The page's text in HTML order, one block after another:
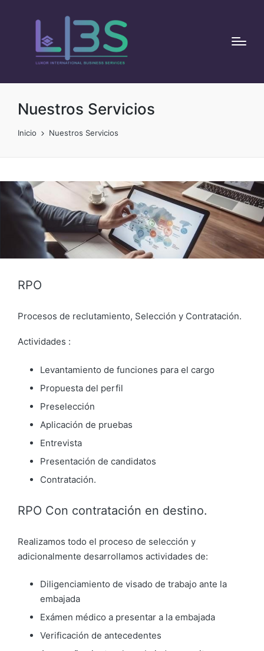
Nuestros Servicios
Inicio Nuestros Servicios
RPO
Procesos de reclutamiento, Selección y Contratación.
Actividades :
Levantamiento de funciones para el cargo
⁠Propuesta del perfil
⁠Preselección
⁠Aplicación de pruebas
⁠Entrevista
⁠Presentación de candidatos
⁠Contratación.
RPO Con contratación en destino.
Realizamos todo el proceso de selección y
adicionalmente desarrollamos actividades de:
Diligenciamiento de visado de trabajo ante la
embajada
⁠Exámen médico a presentar a la embajada
⁠Verificación de antecedentes